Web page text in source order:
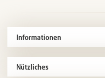
Informationen
Nützliches